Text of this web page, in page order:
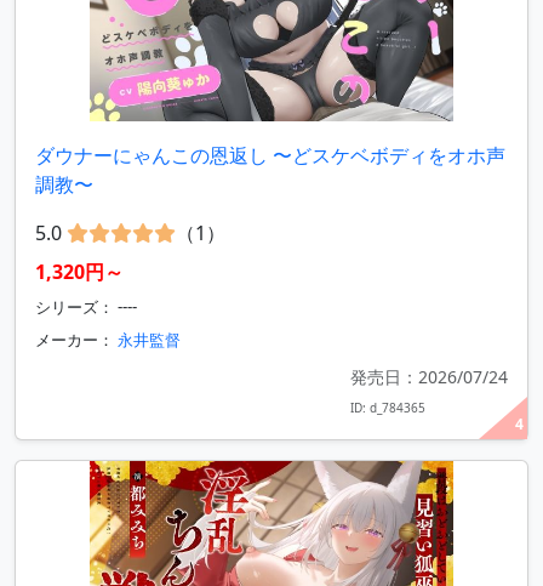
4
ダウナーにゃんこの恩返し 〜どスケベボディをオホ声
調教〜
5.0
（1）
1,320円～
シリーズ： ----
メーカー： 永井監督
発売日：2026/07/24
ID: d_784365